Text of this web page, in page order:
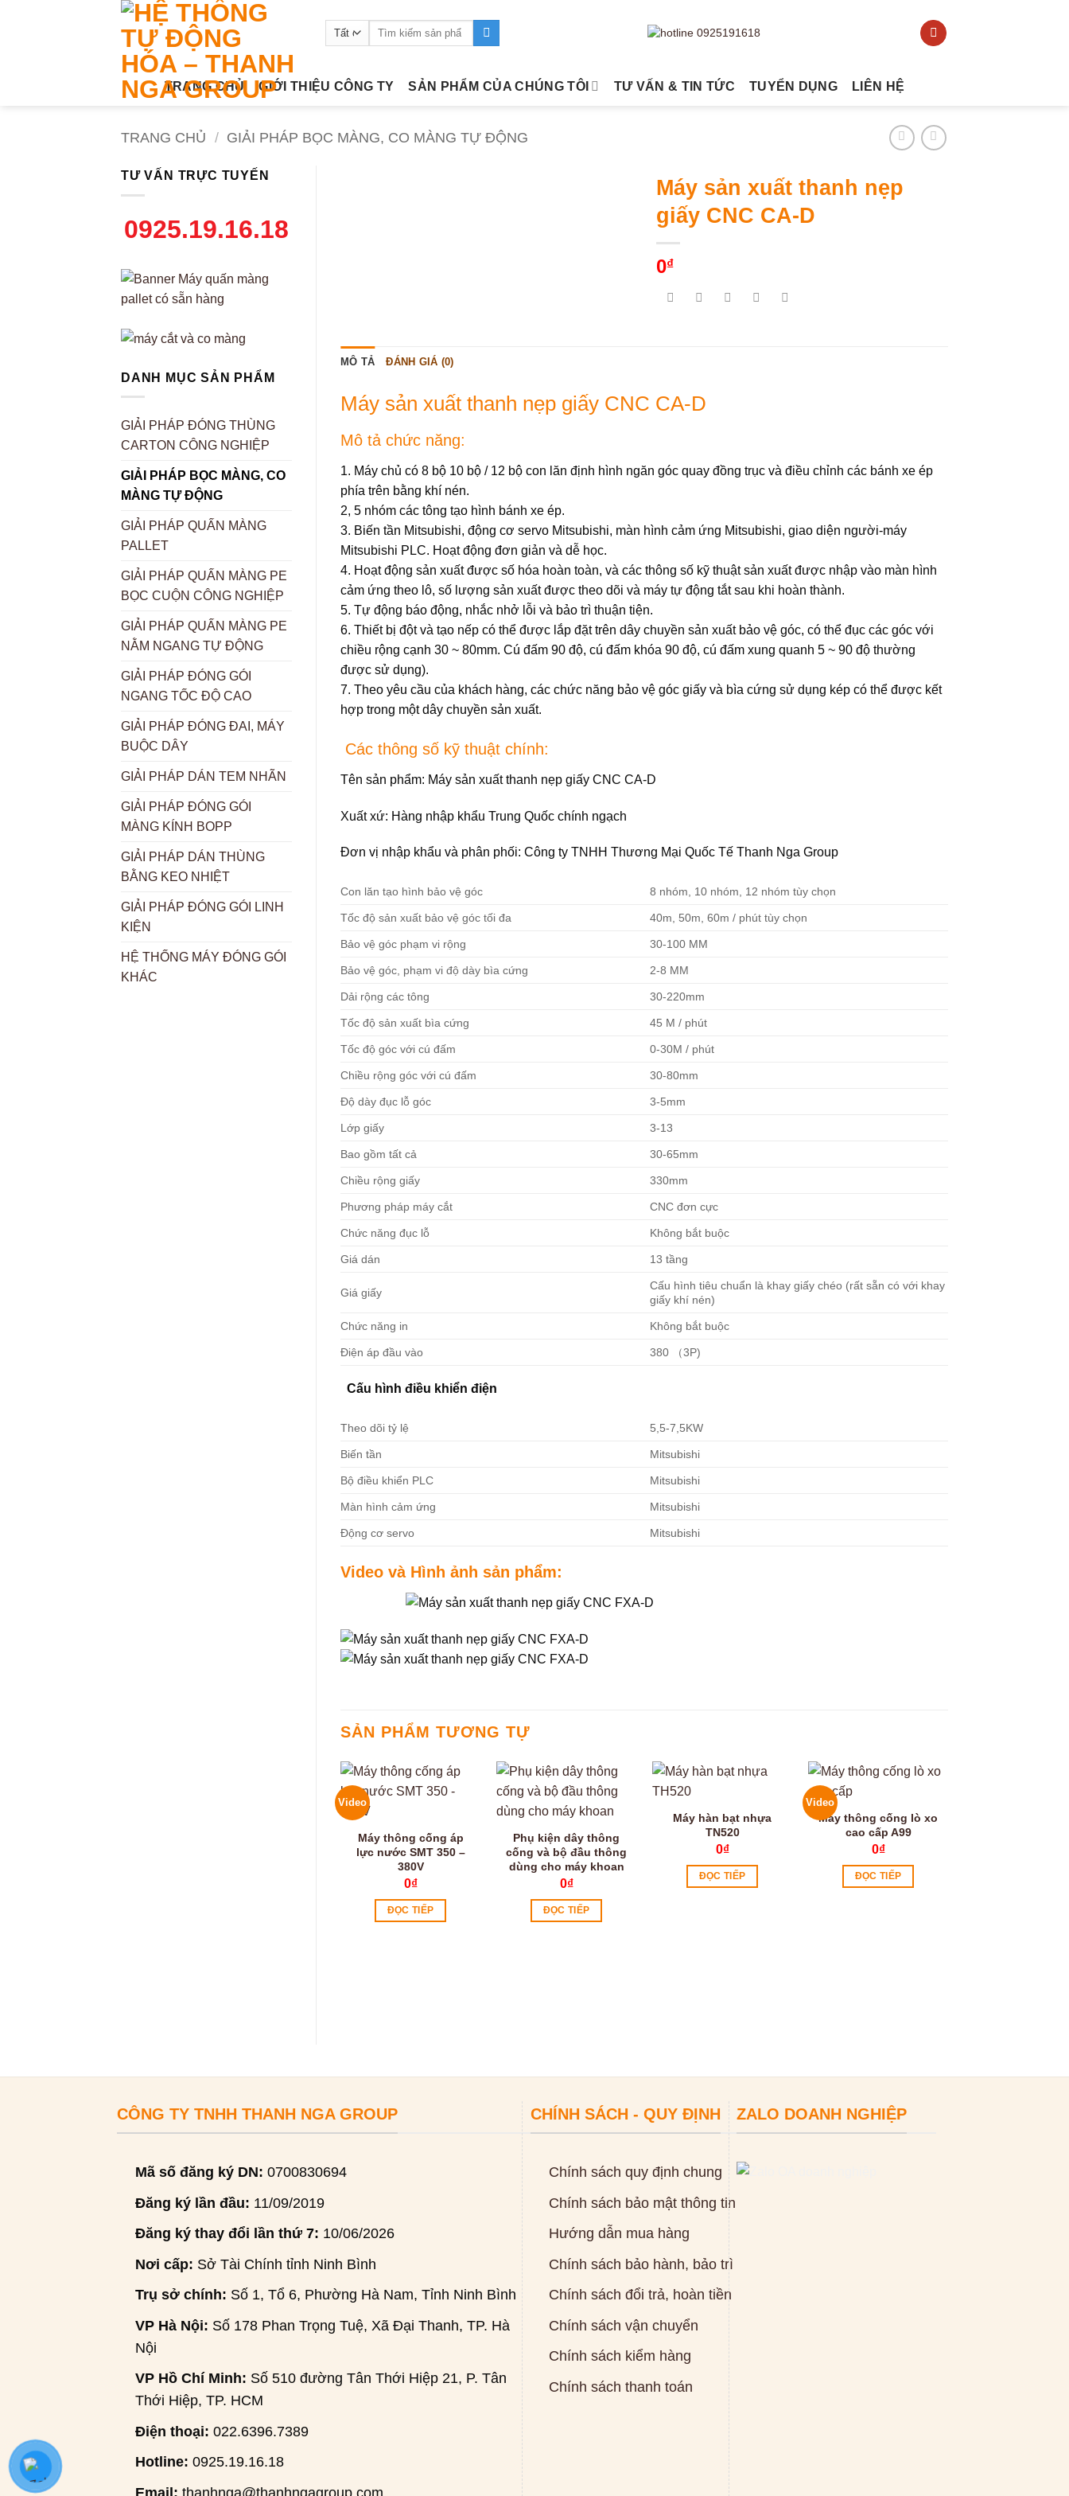
Tìm
TRANG CHỦ GIỚI THIỆU CÔNG TY SẢN PHẨM CỦA CHÚNG TÔI TƯ VẤN & TIN TỨC TUYỂN DỤNG LIÊN HỆ
TRANG CHỦ / GIẢI PHÁP BỌC MÀNG, CO MÀNG TỰ ĐỘNG
TƯ VẤN TRỰC TUYẾN
0925.19.16.18
DANH MỤC SẢN PHẨM
GIẢI PHÁP ĐÓNG THÙNG
CARTON CÔNG NGHIỆP
GIẢI PHÁP BỌC MÀNG, CO
MÀNG TỰ ĐỘNG
GIẢI PHÁP QUẤN MÀNG
PALLET
GIẢI PHÁP QUẤN MÀNG PE
BỌC CUỘN CÔNG NGHIỆP
GIẢI PHÁP QUẤN MÀNG PE
NẰM NGANG TỰ ĐỘNG
GIẢI PHÁP ĐÓNG GÓI
NGANG TỐC ĐỘ CAO
GIẢI PHÁP ĐÓNG ĐAI, MÁY
BUỘC DÂY
GIẢI PHÁP DÁN TEM NHÃN
GIẢI PHÁP ĐÓNG GÓI
MÀNG KÍNH BOPP
GIẢI PHÁP DÁN THÙNG
BẰNG KEO NHIỆT
GIẢI PHÁP ĐÓNG GÓI LINH
KIỆN
HỆ THỐNG MÁY ĐÓNG GÓI
KHÁC
Máy sản xuất thanh nẹp
giấy CNC CA-D
0₫
MÔ TẢ ĐÁNH GIÁ (0)
Máy sản xuất thanh nẹp giấy CNC CA-D
Mô tả chức năng:
1. Máy chủ có 8 bộ 10 bộ / 12 bộ con lăn định hình ngăn góc quay đồng trục và điều chỉnh các bánh xe ép
phía trên bằng khí nén.
2, 5 nhóm các tông tạo hình bánh xe ép.
3. Biến tần Mitsubishi, động cơ servo Mitsubishi, màn hình cảm ứng Mitsubishi, giao diện người-máy
Mitsubishi PLC. Hoạt động đơn giản và dễ học.
4. Hoạt động sản xuất được số hóa hoàn toàn, và các thông số kỹ thuật sản xuất được nhập vào màn hình
cảm ứng theo lô, số lượng sản xuất được theo dõi và máy tự động tắt sau khi hoàn thành.
5. Tự động báo động, nhắc nhở lỗi và bảo trì thuận tiện.
6. Thiết bị đột và tạo nếp có thể được lắp đặt trên dây chuyền sản xuất bảo vệ góc, có thể đục các góc với
chiều rộng cạnh 30 ~ 80mm. Cú đấm 90 độ, cú đấm khóa 90 độ, cú đấm xung quanh 5 ~ 90 độ thường
được sử dụng).
7. Theo yêu cầu của khách hàng, các chức năng bảo vệ góc giấy và bìa cứng sử dụng kép có thể được kết
hợp trong một dây chuyền sản xuất.
Các thông số kỹ thuật chính:
Tên sản phẩm: Máy sản xuất thanh nẹp giấy CNC CA-D
Xuất xứ: Hàng nhập khẩu Trung Quốc chính ngạch
Đơn vị nhập khẩu và phân phối: Công ty TNHH Thương Mại Quốc Tế Thanh Nga Group
Con lăn tạo hình bảo vệ góc 8 nhóm, 10 nhóm, 12 nhóm tùy chọn
Tốc độ sản xuất bảo vệ góc tối đa 40m, 50m, 60m / phút tùy chọn
Bảo vệ góc phạm vi rộng 30-100 MM
Bảo vệ góc, phạm vi độ dày bìa cứng 2-8 MM
Dải rộng các tông 30-220mm
Tốc độ sản xuất bìa cứng 45 M / phút
Tốc độ góc với cú đấm 0-30M / phút
Chiều rộng góc với cú đấm 30-80mm
Độ dày đục lỗ góc 3-5mm
Lớp giấy 3-13
Bao gồm tất cả 30-65mm
Chiều rộng giấy 330mm
Phương pháp máy cắt CNC đơn cực
Chức năng đục lỗ Không bắt buộc
Giá dán 13 tầng
Giá giấy
Cấu hình tiêu chuẩn là khay giấy chéo (rất sẵn có với khay
giấy khí nén)
Chức năng in Không bắt buộc
Điện áp đầu vào 380 （3P)
Cấu hình điều khiển điện
Theo dõi tỷ lệ 5,5-7,5KW
Biến tần Mitsubishi
Bộ điều khiển PLC Mitsubishi
Màn hình cảm ứng Mitsubishi
Động cơ servo Mitsubishi
Video và Hình ảnh sản phẩm:
SẢN PHẨM TƯƠNG TỰ
Video
Máy thông cống áp
lực nước SMT 350 –
380V
0₫
ĐỌC TIẾP
Phụ kiện dây thông
cống và bộ đầu thông
dùng cho máy khoan
0₫
ĐỌC TIẾP
Máy hàn bạt nhựa
TN520
0₫
ĐỌC TIẾP
Video
Máy thông cống lò xo
cao cấp A99
0₫
ĐỌC TIẾP
CÔNG TY TNHH THANH NGA GROUP
Mã số đăng ký DN: 0700830694
Đăng ký lần đầu: 11/09/2019
Đăng ký thay đổi lần thứ 7: 10/06/2026
Nơi cấp: Sở Tài Chính tỉnh Ninh Bình
Trụ sở chính: Số 1, Tổ 6, Phường Hà Nam, Tỉnh Ninh Bình
VP Hà Nội: Số 178 Phan Trọng Tuệ, Xã Đại Thanh, TP. Hà
Nội
VP Hồ Chí Minh: Số 510 đường Tân Thới Hiệp 21, P. Tân
Thới Hiệp, TP. HCM
Điện thoại: 022.6396.7389
Hotline: 0925.19.16.18
Email: thanhnga@thanhngagroup.com
CHÍNH SÁCH - QUY ĐỊNH
Chính sách quy định chung
Chính sách bảo mật thông tin
Hướng dẫn mua hàng
Chính sách bảo hành, bảo trì
Chính sách đổi trả, hoàn tiền
Chính sách vận chuyển
Chính sách kiểm hàng
Chính sách thanh toán
ZALO DOANH NGHIỆP